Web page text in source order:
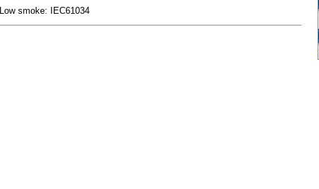
Low smoke: IEC61034